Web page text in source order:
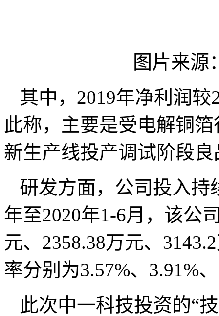
图片来源
其中，2019年净利润
此称，主要是受电解铜
新生产线投产调试阶段
研发方面，公司投入持
年至2020年1-6月，该公
元、2358.38万元、
率分别为3.57%、3.91%
此次中一科技投资的“